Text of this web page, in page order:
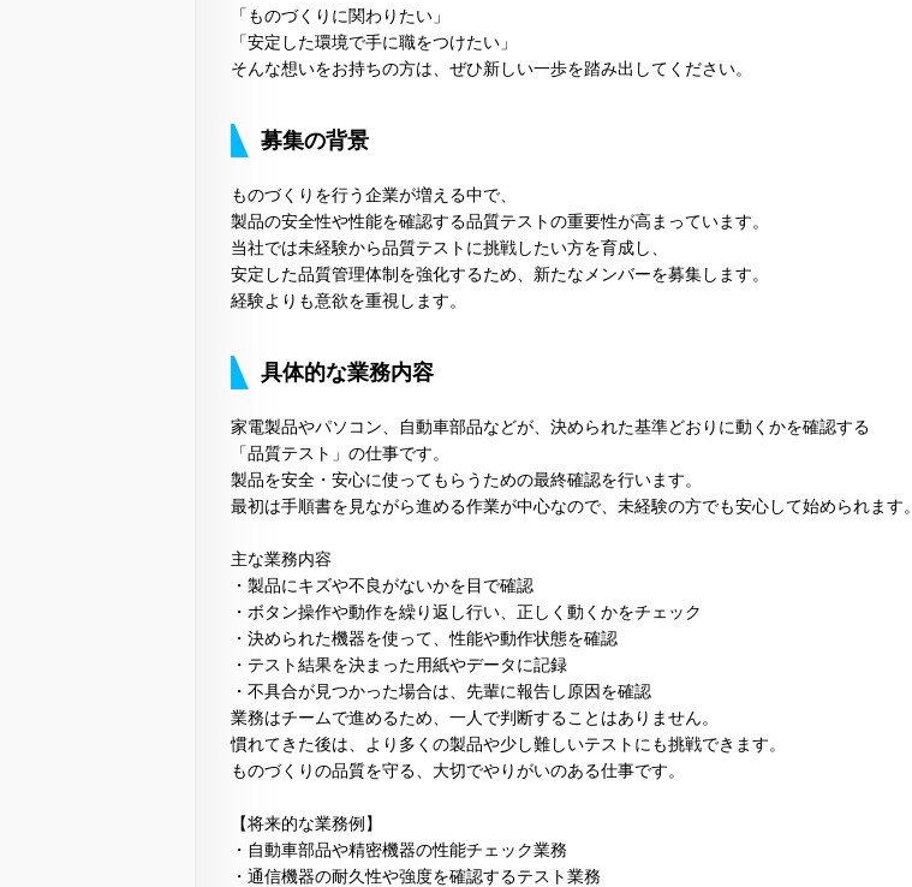
「ものづくりに関わりたい」
「安定した環境で手に職をつけたい」
そんな想いをお持ちの方は、ぜひ新しい一歩を踏み出してください。
募集の背景
ものづくりを行う企業が増える中で、
製品の安全性や性能を確認する品質テストの重要性が高まっています。
当社では未経験から品質テストに挑戦したい方を育成し、
安定した品質管理体制を強化するため、新たなメンバーを募集します。
経験よりも意欲を重視します。
具体的な業務内容
家電製品やパソコン、自動車部品などが、決められた基準どおりに動くかを確認する
「品質テスト」の仕事です。
製品を安全・安心に使ってもらうための最終確認を行います。
最初は手順書を見ながら進める作業が中心なので、未経験の方でも安心して始められます。
主な業務内容
・製品にキズや不良がないかを目で確認
・ボタン操作や動作を繰り返し行い、正しく動くかをチェック
・決められた機器を使って、性能や動作状態を確認
・テスト結果を決まった用紙やデータに記録
・不具合が見つかった場合は、先輩に報告し原因を確認
業務はチームで進めるため、一人で判断することはありません。
慣れてきた後は、より多くの製品や少し難しいテストにも挑戦できます。
ものづくりの品質を守る、大切でやりがいのある仕事です。
【将来的な業務例】
・自動車部品や精密機器の性能チェック業務
・通信機器の耐久性や強度を確認するテスト業務